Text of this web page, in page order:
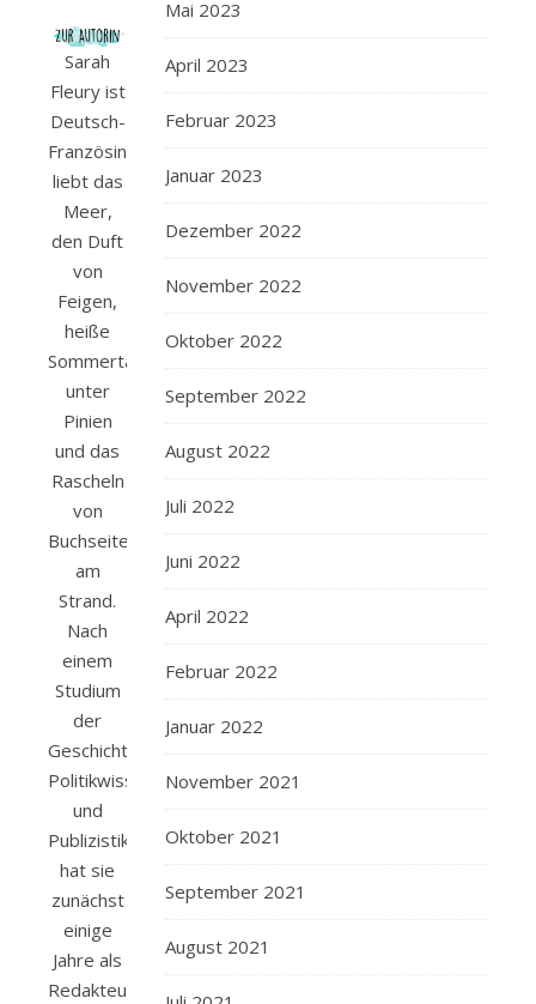
Sarah
Fleury ist
Deutsch-
Französin,
liebt das
Meer,
den Duft
von
Feigen,
heiße
Sommertage
unter
Pinien
und das
Rascheln
von
Buchseiten
am
Strand.
Nach
einem
Studium
der
Geschichte,
Politikwissenschaft
und
Publizistik
hat sie
zunächst
einige
Jahre als
Redakteurin
Mai 2023
April 2023
Februar 2023
Januar 2023
Dezember 2022
November 2022
Oktober 2022
September 2022
August 2022
Juli 2022
Juni 2022
April 2022
Februar 2022
Januar 2022
November 2021
Oktober 2021
September 2021
August 2021